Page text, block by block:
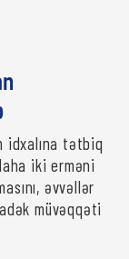
idxalına tətbiq
iki erməni
əvvəllər
müvəqqəti